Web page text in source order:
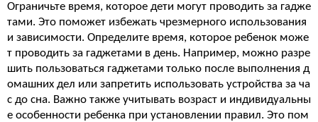
Ограничьте время, которое дети могут проводить за гадже
тами. Это поможет избежать чрезмерного использования
и зависимости. Определите время, которое ребенок може
т проводить за гаджетами в день. Например, можно разре
шить пользоваться гаджетами только после выполнения д
омашних дел или запретить использовать устройства за ча
с до сна. Важно также учитывать возраст и индивидуальны
е особенности ребенка при установлении правил. Это пом